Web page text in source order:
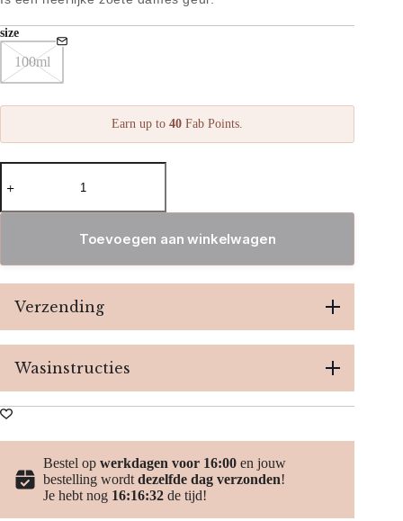
size
100ml
Earn up to40 Fab Points.
Attirer-
Reves
100ML
Toevoegen aan winkelwagen
Verzending
Wasinstructies
Bestel op werkdagen voor 16:00 en jouw
bestelling wordt dezelfde dag verzonden!
Je hebt nog 16:16:32 de tijd!